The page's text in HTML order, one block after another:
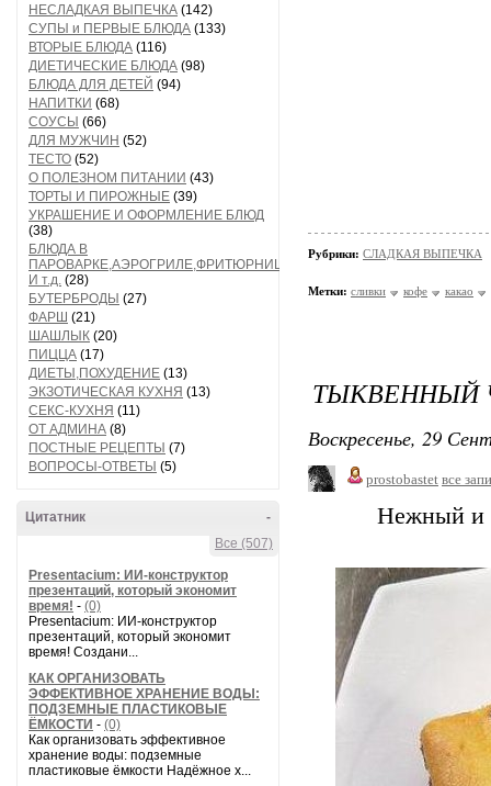
НЕСЛАДКАЯ ВЫПЕЧКА (142)
СУПЫ и ПЕРВЫЕ БЛЮДА (133)
ВТОРЫЕ БЛЮДА (116)
ДИЕТИЧЕСКИЕ БЛЮДА (98)
БЛЮДА ДЛЯ ДЕТЕЙ (94)
НАПИТКИ (68)
СОУСЫ (66)
ДЛЯ МУЖЧИН (52)
ТЕСТО (52)
О ПОЛЕЗНОМ ПИТАНИИ (43)
ТОРТЫ И ПИРОЖНЫЕ (39)
УКРАШЕНИЕ И ОФОРМЛЕНИЕ БЛЮД
(38)
БЛЮДА В
ПАРОВАРКЕ,АЭРОГРИЛЕ,ФРИТЮРНИЦЕ
И т.д. (28)
БУТЕРБРОДЫ (27)
ФАРШ (21)
ШАШЛЫК (20)
ПИЦЦА (17)
ДИЕТЫ,ПОХУДЕНИЕ (13)
ЭКЗОТИЧЕСКАЯ КУХНЯ (13)
СЕКС-КУХНЯ (11)
ОТ АДМИНА (8)
ПОСТНЫЕ РЕЦЕПТЫ (7)
ВОПРОСЫ-ОТВЕТЫ (5)
-
Цитатник
Все (507)
Presentacium: ИИ‑конструктор
презентаций, который экономит
время! - (0)
Presentacium: ИИ‑конструктор
презентаций, который экономит
время! Создани...
КАК ОРГАНИЗОВАТЬ
ЭФФЕКТИВНОЕ ХРАНЕНИЕ ВОДЫ:
ПОДЗЕМНЫЕ ПЛАСТИКОВЫЕ
ЁМКОСТИ - (0)
Как организовать эффективное
хранение воды: подземные
пластиковые ёмкости Надёжное х...
Рубрики: СЛАДКАЯ ВЫПЕЧКА
Метки: сливки кофе какао
ТЫКВЕННЫЙ
Воскресенье, 29
prostobastet все
Нежный и